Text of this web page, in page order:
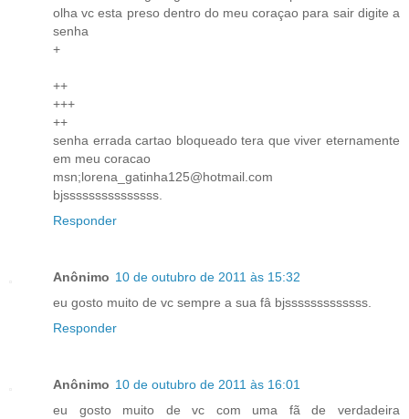
olha vc esta preso dentro do meu coraçao para sair digite a
senha
+
++
+++
++
senha errada cartao bloqueado tera que viver eternamente
em meu coracao
msn;lorena_gatinha125@hotmail.com
bjsssssssssssssss.
Responder
Anônimo 10 de outubro de 2011 às 15:32
eu gosto muito de vc sempre a sua fâ bjsssssssssssss.
Responder
Anônimo 10 de outubro de 2011 às 16:01
eu gosto muito de vc com uma fã de verdadeira